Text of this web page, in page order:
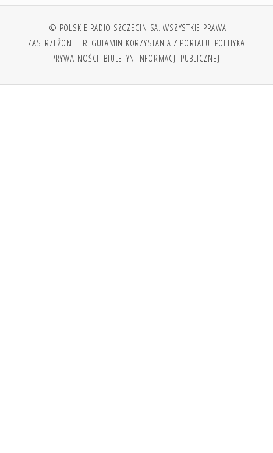
© POLSKIE RADIO SZCZECIN SA. WSZYSTKIE PRAWA
ZASTRZEŻONE. REGULAMIN KORZYSTANIA Z PORTALU POLITYKA
PRYWATNOŚCI BIULETYN INFORMACJI PUBLICZNEJ